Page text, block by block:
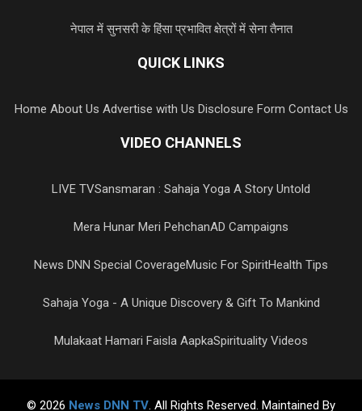
नेपाल में सुनसरी के हिंसा प्रभावित क्षेत्रों में सेना तैनात
QUICK LINKS
Home About Us Advertise with Us Disclosure Form Contact Us
VIDEO CHANNELS
LIVE TVSansmaran : Sahaja Yoga A Story Untold
Mera Hunar Meri PehchanAD Campaigns
News DNN Special CoverageMusic For SpiritHealth Tips
Sahaja Yoga - A Unique Discovery & Gift To Mankind
Mulakaat Hamari Faisla AapkaSpirituality Videos
© 2026 News DNN TV. All Rights Reserved. Maintained By